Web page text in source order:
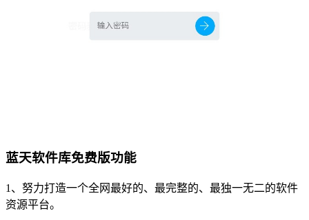
蓝天软件库免费版功能
1、努力打造一个全网最好的、最完整的、最独一无二的软件
资源平台。